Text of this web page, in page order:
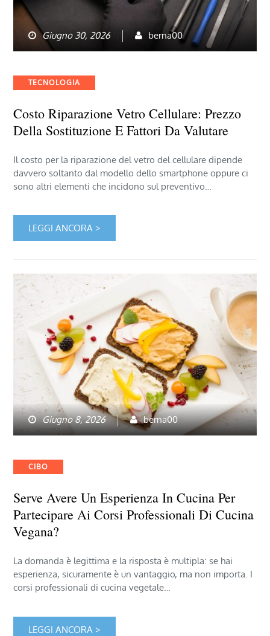
Giugno 30, 2026 berna00
Categories
TECNOLOGIA
Costo Riparazione Vetro Cellulare: Prezzo
Della Sostituzione E Fattori Da Valutare
Il costo per la riparazione del vetro del cellulare dipende
davvero soltanto dal modello dello smartphone oppure ci
sono altri elementi che incidono sul preventivo…
LEGGI ANCORA >
Giugno 8, 2026 berna00
Categories
CIBO
Serve Avere Un Esperienza In Cucina Per
Partecipare Ai Corsi Professionali Di Cucina
Vegana?
La domanda è legittima e la risposta è multipla: se hai
esperienza, sicuramente è un vantaggio, ma non importa. I
corsi professionali di cucina vegetale…
LEGGI ANCORA >